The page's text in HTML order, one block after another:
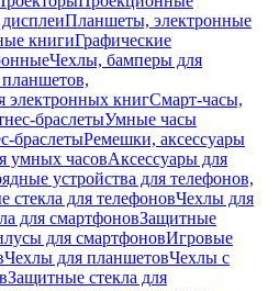
Планшеты, электронные
книгиГрафические
Чехлы, бамперы для
электронных книгСмарт-часы,
браслетыУмные часы
браслетыРемешки, аксессуары
умных часовАксессуары для
устройства для телефонов,
стекла для телефоновЧехлы для
для смартфоновЗащитные
для смартфоновИгровые
Чехлы для планшетовЧехлы с
Защитные стекла для